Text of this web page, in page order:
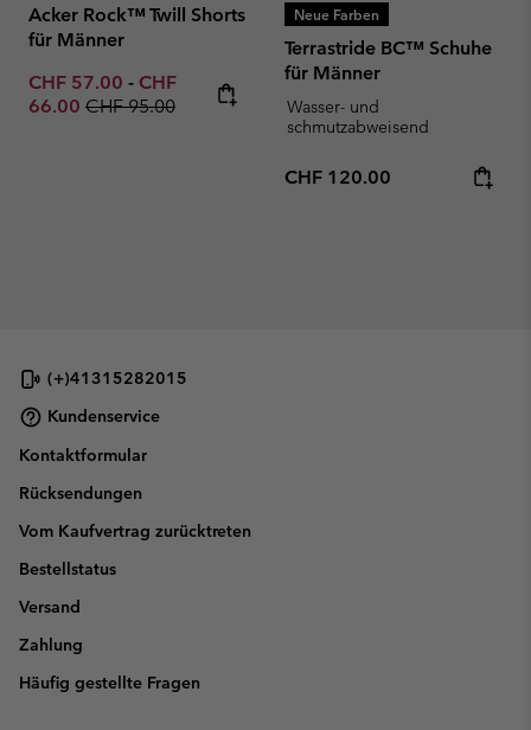
Acker Rock™ Twill Shorts
für Männer
Minimum sale price:
CHF 57.00 - Maximum sale price:
CHF
66.00 Regular price:
CHF 95.00
Neue Farben
Terrastride BC™ Schuhe
für Männer
Wasser- und
schmutzabweisend
Regular price:
CHF 120.00
(+)41315282015
Kundenservice
Kontaktformular
Rücksendungen
Vom Kaufvertrag zurücktreten
Bestellstatus
Versand
Zahlung
Häufig gestellte Fragen